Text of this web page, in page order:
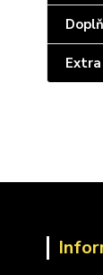
Extra